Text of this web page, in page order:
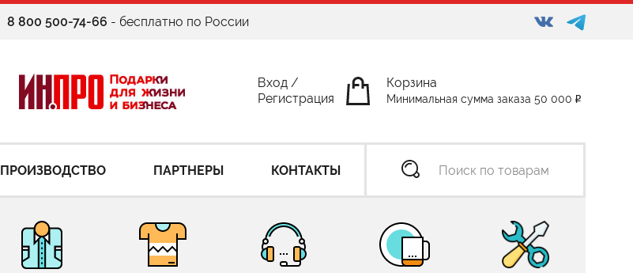
8 800 500-74-66 - бесплатно по России
Вход /
Регистрация
Корзина
Минимальная сумма заказа 50 000
ПРОИЗВОДСТВО ПАРТНЕРЫ КОНТАКТЫ